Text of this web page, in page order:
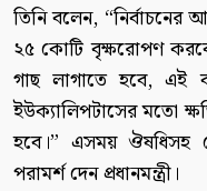
তিনি বলেন, “নির্বাচনের
২৫ কোটি বৃক্ষরোপণ
গাছ লাগাতে হবে, এই
ইউক্যালিপটাসের মতো
হবে।” এসময় ঔষধিসহ
পরামর্শ দেন প্রধানমন্ত্রী।